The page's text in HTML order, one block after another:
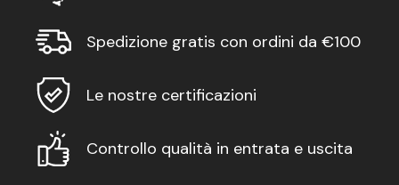
Spedizione gratis con ordini da €100
Le nostre certificazioni
Controllo qualità in entrata e uscita